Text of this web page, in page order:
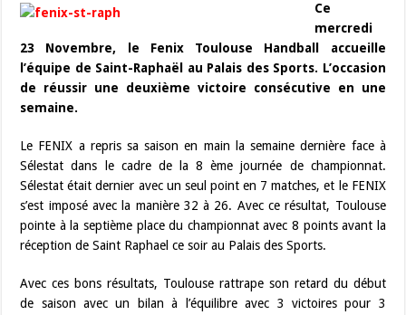
Ce
mercredi
23 Novembre, le Fenix Toulouse Handball accueille
l’équipe de Saint-Raphaël au Palais des Sports. L’occasion
de réussir une deuxième victoire consécutive en une
semaine.
Le FENIX a repris sa saison en main la semaine dernière face à
Sélestat dans le cadre de la 8 ème journée de championnat.
Sélestat était dernier avec un seul point en 7 matches, et le FENIX
s’est imposé avec la manière 32 à 26. Avec ce résultat, Toulouse
pointe à la septième place du championnat avec 8 points avant la
réception de Saint Raphael ce soir au Palais des Sports.
Avec ces bons résultats, Toulouse rattrape son retard du début
de saison avec un bilan à l’équilibre avec 3 victoires pour 3